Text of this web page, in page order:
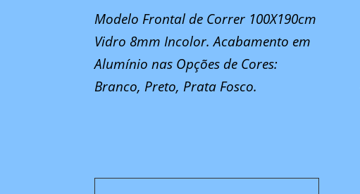
Modelo Frontal de Correr 100X190cm
Vidro 8mm Incolor. Acabamento em
Alumínio nas Opções de Cores:
Branco, Preto, Prata Fosco.